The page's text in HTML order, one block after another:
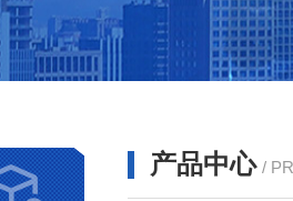
产品中心 /